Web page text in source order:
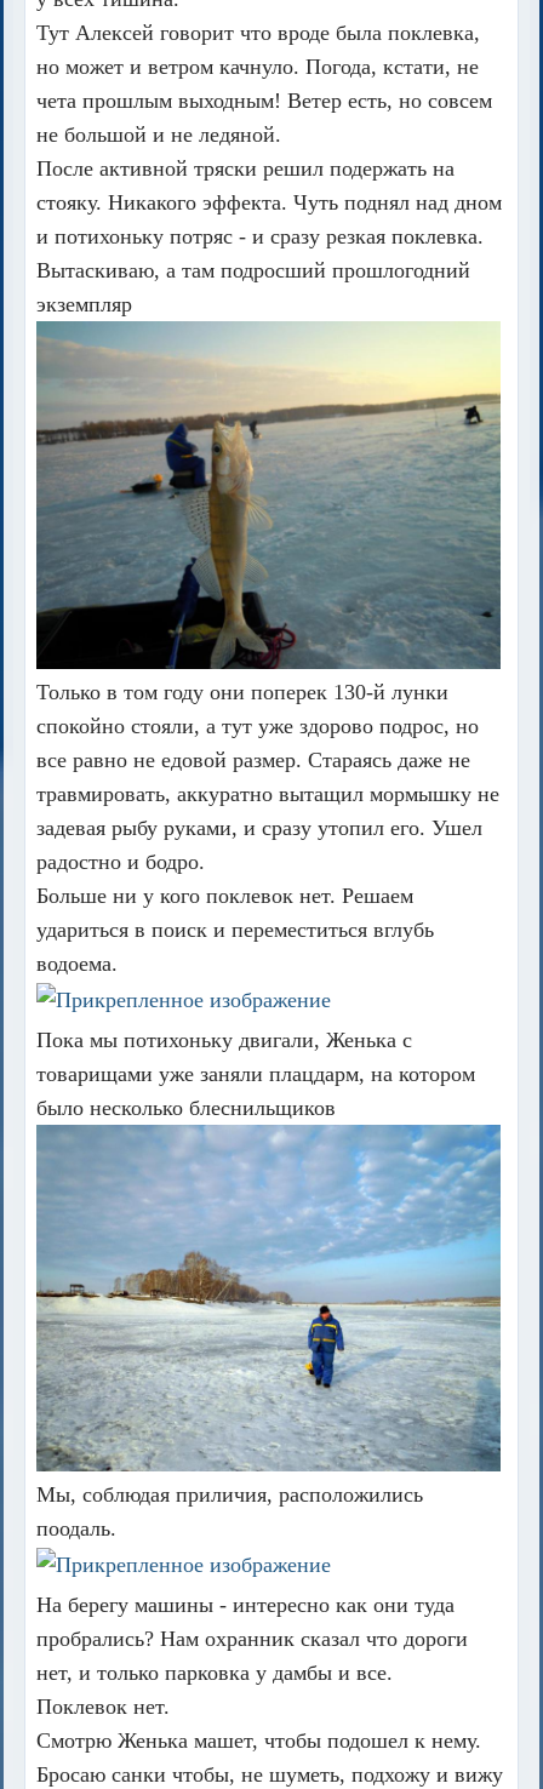
Тут Алексей говорит что вроде была поклевка,
но может и ветром качнуло. Погода, кстати, не
чета прошлым выходным! Ветер есть, но совсем
не большой и не ледяной.
После активной тряски решил подержать на
стояку. Никакого эффекта. Чуть поднял над дном
и потихоньку потряс - и сразу резкая поклевка.
Вытаскиваю, а там подросший прошлогодний
экземпляр
Только в том году они поперек 130-й лунки
спокойно стояли, а тут уже здорово подрос, но
все равно не едовой размер. Стараясь даже не
травмировать, аккуратно вытащил мормышку не
задевая рыбу руками, и сразу утопил его. Ушел
радостно и бодро.
Больше ни у кого поклевок нет. Решаем
удариться в поиск и переместиться вглубь
водоема.
Пока мы потихоньку двигали, Женька с
товарищами уже заняли плацдарм, на котором
было несколько блеснильщиков
Мы, соблюдая приличия, расположились
поодаль.
На берегу машины - интересно как они туда
пробрались? Нам охранник сказал что дороги
нет, и только парковка у дамбы и все.
Поклевок нет.
Смотрю Женька машет, чтобы подошел к нему.
Бросаю санки чтобы, не шуметь, подхожу и вижу